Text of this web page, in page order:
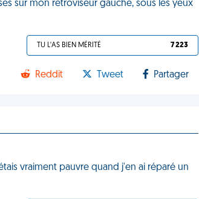
sur mon rétroviseur gauche, sous les yeux
TU L'AS BIEN MÉRITÉ 7 223
Reddit Tweet Partager
vraiment pauvre quand j'en ai réparé un